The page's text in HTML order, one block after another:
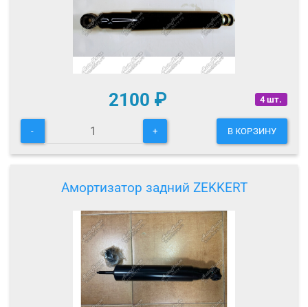
4 шт.
2100 ₽
- + В КОРЗИНУ
Амортизатор задний ZEKKERT